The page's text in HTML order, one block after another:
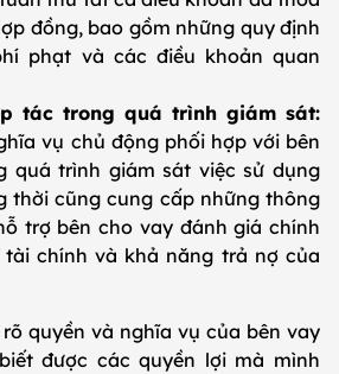
đồng, bao gồm những quy định
phạt và các điều khoản quan
tác trong quá trình giám sát:
vụ chủ động phối hợp với bên
quá trình giám sát việc sử dụng
thời cũng cung cấp những thông
trợ bên cho vay đánh giá chính
chính và khả năng trả nợ của
quyền và nghĩa vụ của bên vay
được các quyền lợi mà mình